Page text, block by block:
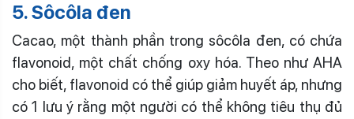
5. Sôcôla đen
Cacao, một thành phần trong sôcôla đen, có chứa
flavonoid, một chất chống oxy hóa. Theo như AHA
cho biết, flavonoid có thể giúp giảm huyết áp, nhưng
có 1 lưu ý rằng một người có thể không tiêu thụ đủ